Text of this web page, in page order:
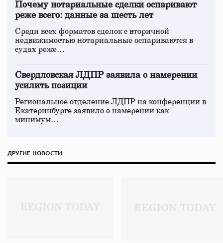
Почему нотариальные сделки оспаривают
реже всего: данные за шесть лет
Среди всех форматов сделок с вторичной
недвижимостью нотариальные оспариваются в
судах реже…
Свердловская ЛДПР заявила о намерении
усилить позиции
Региональное отделение ЛДПР на конференции в
Екатеринбурге заявило о намерении как
минимум…
ДРУГИЕ НОВОСТИ